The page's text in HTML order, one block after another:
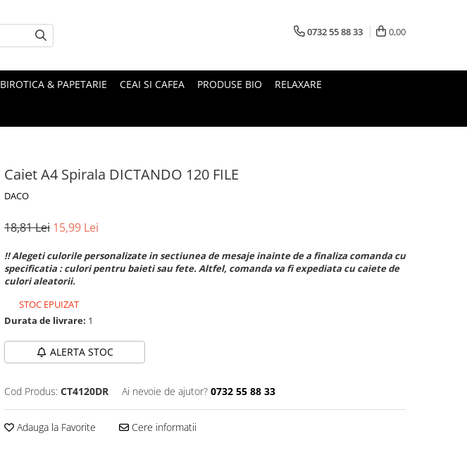
0732 55 88 33 0,00
BIROTICA & PAPETARIE CEAI SI CAFEA PRODUSE BIO RELAXARE
Caiet A4 Spirala DICTANDO 120 FILE
DACO
18,81 Lei 15,99 Lei
!! Alegeti culorile personalizate in sectiunea de mesaje inainte de a finaliza comanda cu
specificatia : culori pentru baieti sau fete. Altfel, comanda va fi expediata cu caiete de
culori aleatorii.
STOC EPUIZAT
Durata de livrare: 1
ALERTA STOC
Cod Produs: CT4120DR Ai nevoie de ajutor? 0732 55 88 33
Adauga la Favorite Cere informatii